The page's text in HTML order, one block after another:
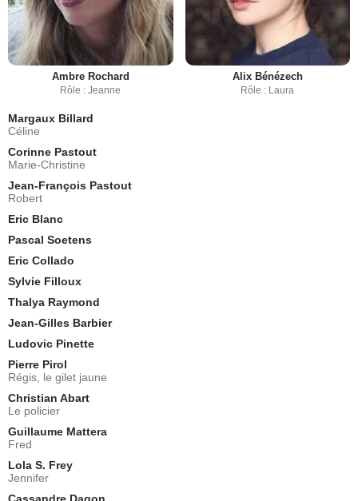
Ambre Rochard
Rôle : Jeanne
Alix Bénézech
Rôle : Laura
Margaux Billard
Céline
Corinne Pastout
Marie-Christine
Jean-François Pastout
Robert
Eric Blanc
Pascal Soetens
Eric Collado
Sylvie Filloux
Thalya Raymond
Jean-Gilles Barbier
Ludovic Pinette
Pierre Pirol
Régis, le gilet jaune
Christian Abart
Le policier
Guillaume Mattera
Fred
Lola S. Frey
Jennifer
Cassandre Dagon